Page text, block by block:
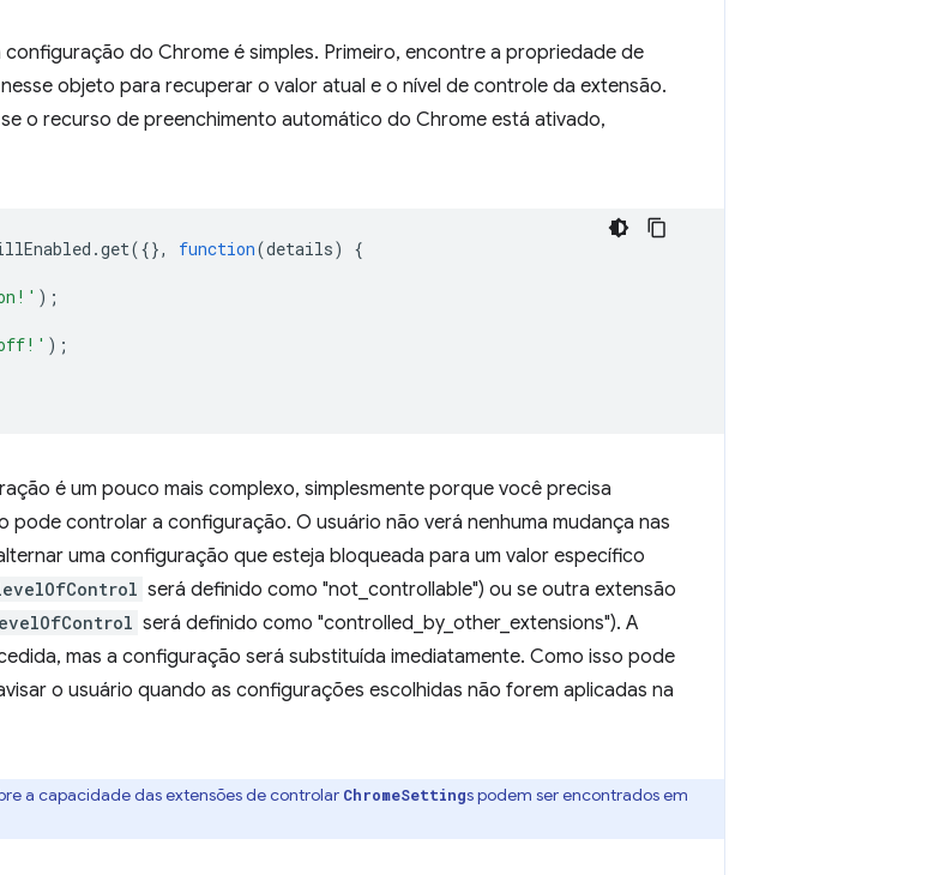
do Chrome é simples. Primeiro, encontre a propriedade de
nesse objeto para recuperar o valor atual e o nível de controle da extensão.
o recurso de preenchimento automático do Chrome está ativado,
.get({}, function(details)
{
);
);
é um pouco mais complexo, simplesmente porque você precisa
pode controlar a configuração. O usuário não verá nenhuma mudança nas
uma configuração que esteja bloqueada para um valor específico
será definido como "not_controllable") ou se outra extensão
será definido como "controlled_by_other_extensions"). A
mas a configuração será substituída imediatamente. Como isso pode
o usuário quando as configurações escolhidas não forem aplicadas na
a capacidade das extensões de controlar ChromeSettings podem ser encontrados em